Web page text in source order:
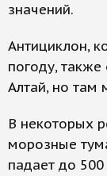
значений.
Антициклон,
погоду,
Алтай, но там
В некоторых
морозные
падает до